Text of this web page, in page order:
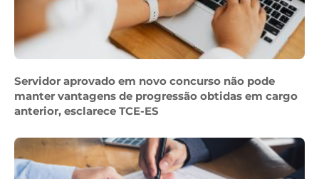
Servidor aprovado em novo concurso não pode
manter vantagens de progressão obtidas em cargo
anterior, esclarece TCE-ES